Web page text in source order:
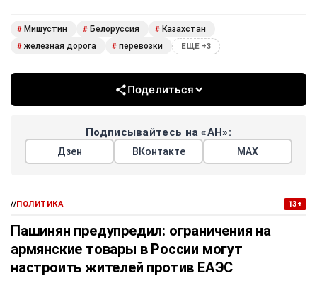
# Мишустин # Белоруссия # Казахстан
# железная дорога # перевозки ЕЩЕ +3
Поделиться
Подписывайтесь на «АН»:
Дзен ВКонтакте МАХ
//ПОЛИТИКА 13+
Пашинян предупредил: ограничения на
армянские товары в России могут
настроить жителей против ЕАЭС